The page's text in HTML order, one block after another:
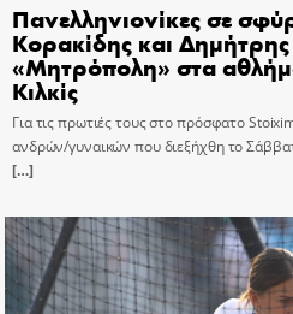
Πανελληνιονίκες σε
Κορακίδης και
«Μητρόπολη» στα
Κιλκίς
Για τις πρωτιές τους στο πρόσφατο
ανδρών/γυναικών που διεξήχθη το
[…]